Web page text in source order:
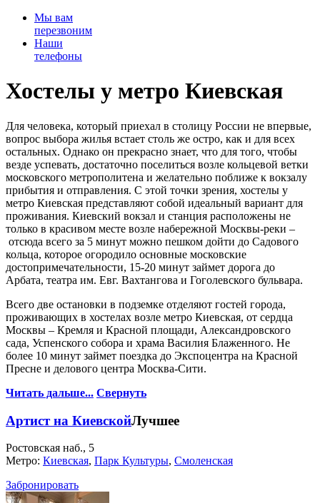
Мы вам
перезвоним
Наши
телефоны
Хостелы у метро Киевская
Для человека, который приехал в столицу России не впервые,
вопрос выбора жилья встает столь же остро, как и для всех
остальных. Однако он прекрасно знает, что для того, чтобы
везде успевать, достаточно поселиться возле кольцевой ветки
московского метрополитена и желательно поближе к вокзалу
прибытия и отправления. С этой точки зрения, хостелы у
метро Киевская представляют собой идеальный вариант для
проживания. Киевский вокзал и станция расположены не
только в красивом месте возле набережной Москвы-реки –
отсюда всего за 5 минут можно пешком дойти до Садового
кольца, которое огородило основные московские
достопримечательности, 15-20 минут займет дорога до
Арбата, театра им. Евг. Вахтангова и Гоголевского бульвара.
Всего две остановки в подземке отделяют гостей города,
проживающих в хостелах возле метро Киевская, от сердца
Москвы – Кремля и Красной площади, Александровского
сада, Успенского собора и храма Василия Блаженного. Не
более 10 минут займет поездка до Экспоцентра на Красной
Пресне и делового центра Москва-Сити.
Читать дальше... Свернуть
Артист на КиевскойЛучшее
Ростовская наб., 5
Метро: Киевская, Парк Культуры, Смоленская
Забронировать